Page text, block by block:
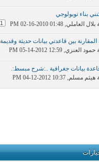
بناء توبولوجي
بلال العاملي‏, 02-16-2010 01:48 PM
1
بين قاعدتي بيانات حديثة وقديمة
حمود العنزي‏, 05-14-2012 12:59 PM
بيانات جغرافية ..:شرح مبسط:.
هيثم مسلم‏, 04-12-2012 10:37 PM